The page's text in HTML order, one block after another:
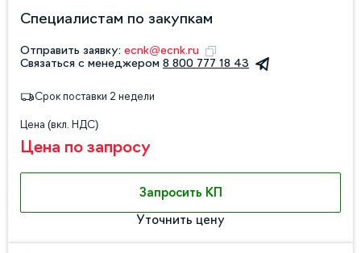
Специалистам по закупкам
Отправить заявку: ecnk@ecnk.ru
Связаться с менеджером 8 800 777 18 43
Срок поставки 2 недели
Цена (вкл. НДС)
Цена по запросу
Запросить КП
Уточнить цену